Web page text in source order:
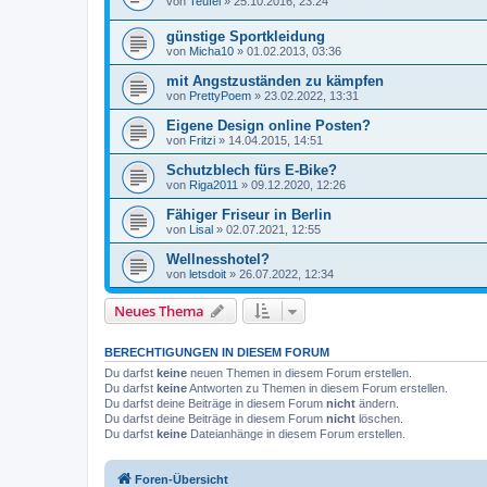
günstige Sportkleidung
von Micha10 » 01.02.2013, 03:36
mit Angstzuständen zu kämpfen
von PrettyPoem » 23.02.2022, 13:31
Eigene Design online Posten?
von Fritzi » 14.04.2015, 14:51
Schutzblech fürs E-Bike?
von Riga2011 » 09.12.2020, 12:26
Fähiger Friseur in Berlin
von Lisal » 02.07.2021, 12:55
Wellnesshotel?
von letsdoit » 26.07.2022, 12:34
Neues Thema
BERECHTIGUNGEN IN DIESEM FORUM
Du darfst keine neuen Themen in diesem Forum erstellen.
Du darfst keineAntworten zu Themen in diesem Forum erstellen.
Du darfst deine Beiträge in diesem Forum nicht ändern.
Du darfst deine Beiträge in diesem Forum nicht löschen.
Du darfst keine Dateianhänge in diesem Forum erstellen.
Foren-Übersicht